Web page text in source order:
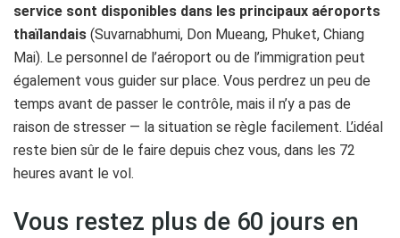
service sont disponibles dans les principaux aéroports
thaïlandais (Suvarnabhumi, Don Mueang, Phuket, Chiang
Mai). Le personnel de l’aéroport ou de l’immigration peut
également vous guider sur place. Vous perdrez un peu de
temps avant de passer le contrôle, mais il n’y a pas de
raison de stresser — la situation se règle facilement. L’idéal
reste bien sûr de le faire depuis chez vous, dans les 72
heures avant le vol.
Vous restez plus de 60 jours en